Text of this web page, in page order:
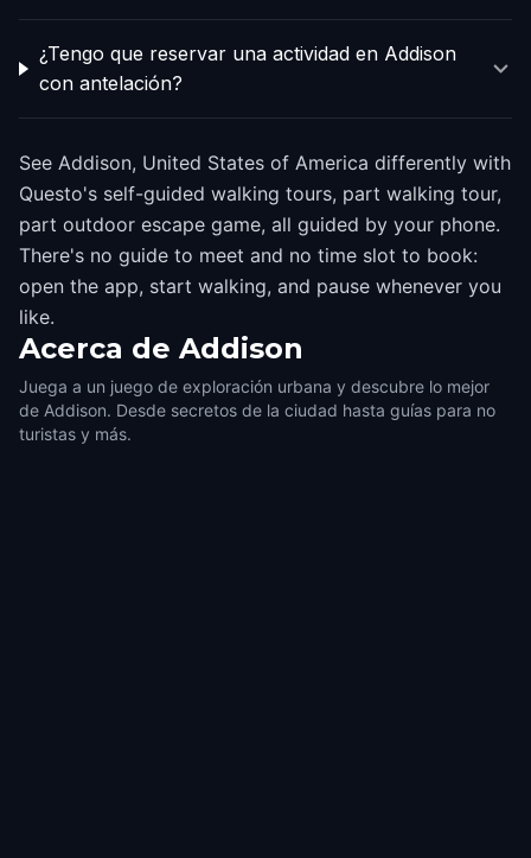
¿Tengo que reservar una actividad en Addison
con antelación?
See Addison, United States of America differently with
Questo's self-guided walking tours, part walking tour,
part outdoor escape game, all guided by your phone.
There's no guide to meet and no time slot to book:
open the app, start walking, and pause whenever you
like.
Acerca de Addison
Juega a un juego de exploración urbana y descubre lo mejor
de Addison. Desde secretos de la ciudad hasta guías para no
turistas y más.